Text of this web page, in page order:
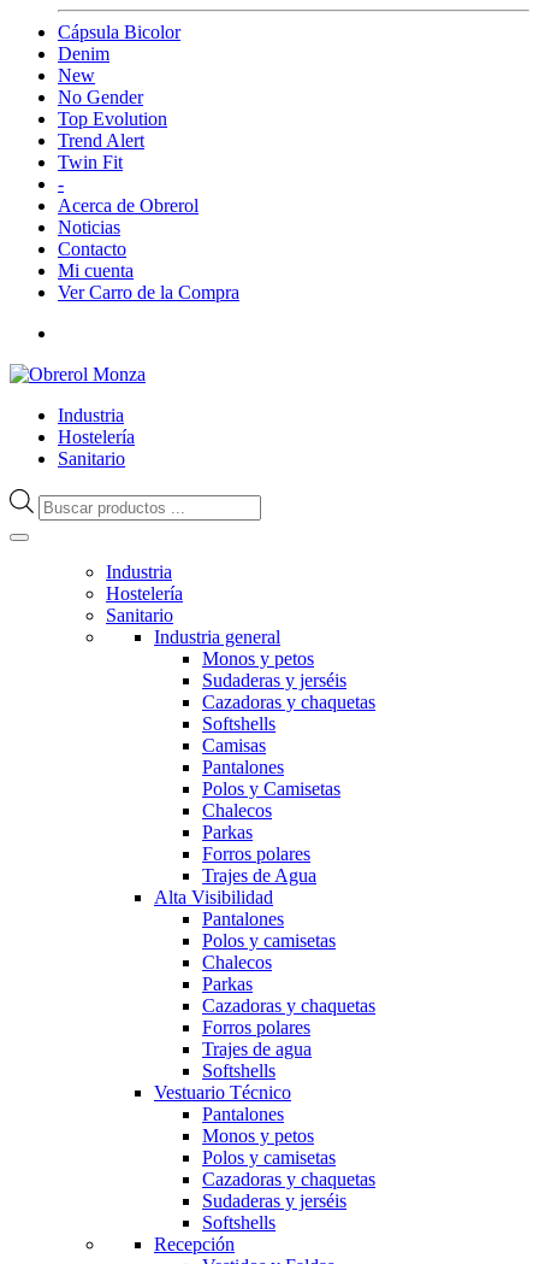
Cápsula Bicolor
Denim
New
No Gender
Top Evolution
Trend Alert
Twin Fit
-
Acerca de Obrerol
Noticias
Contacto
Mi cuenta
Ver Carro de la Compra
Industria
Hostelería
Sanitario
Búsqueda
de
Industria
Hostelería
Sanitario
Industria general
Monos y petos
Sudaderas y jerséis
Cazadoras y chaquetas
Softshells
Camisas
Pantalones
Polos y Camisetas
Chalecos
Parkas
Forros polares
Trajes de Agua
Alta Visibilidad
Pantalones
Polos y camisetas
Chalecos
Parkas
Cazadoras y chaquetas
Forros polares
Trajes de agua
Softshells
Vestuario Técnico
Pantalones
Monos y petos
Polos y camisetas
Cazadoras y chaquetas
Sudaderas y jerséis
Softshells
Recepción